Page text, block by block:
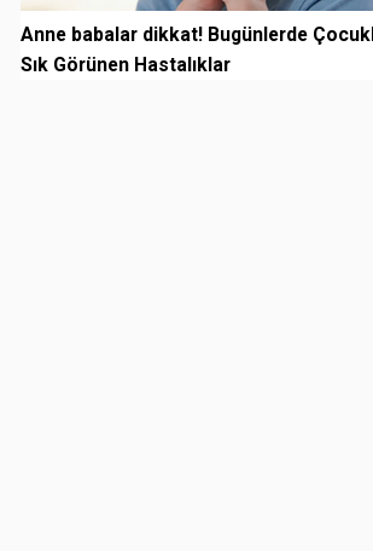
Anne babalar dikkat! Bugünlerde
Sık Görünen Hastalıklar